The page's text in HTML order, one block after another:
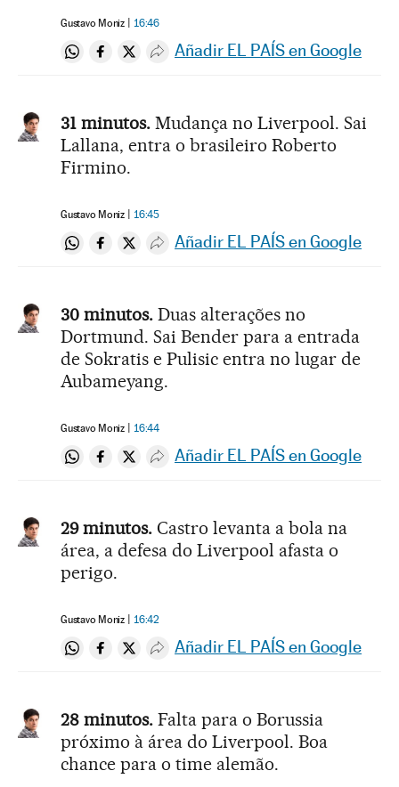
Gustavo Moniz 16:46
Compartir en Whatsapp
Compartir en Facebook
Compartir en Twitter
Desplegar Redes Sociales
Añadir EL PAÍS en Google
31 minutos. Mudança no Liverpool. Sai
Lallana, entra o brasileiro Roberto
Firmino.
Gustavo Moniz 16:45
Compartir en Whatsapp
Compartir en Facebook
Compartir en Twitter
Desplegar Redes Sociales
Añadir EL PAÍS en Google
30 minutos. Duas alterações no
Dortmund. Sai Bender para a entrada
de Sokratis e Pulisic entra no lugar de
Aubameyang.
Gustavo Moniz 16:44
Compartir en Whatsapp
Compartir en Facebook
Compartir en Twitter
Desplegar Redes Sociales
Añadir EL PAÍS en Google
29 minutos. Castro levanta a bola na
área, a defesa do Liverpool afasta o
perigo.
Gustavo Moniz 16:42
Compartir en Whatsapp
Compartir en Facebook
Compartir en Twitter
Desplegar Redes Sociales
Añadir EL PAÍS en Google
28 minutos. Falta para o Borussia
próximo à área do Liverpool. Boa
chance para o time alemão.